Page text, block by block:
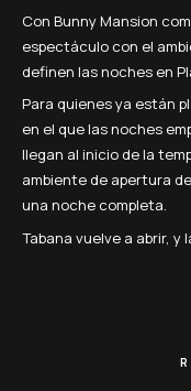
Con Bunny Mansion
espectáculo con el
definen las noches en
Para quienes ya están
en el que las noches
llegan al inicio de la
ambiente de apertura
una noche completa.
Tabana vuelve a abrir, y